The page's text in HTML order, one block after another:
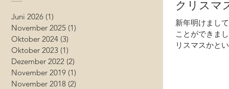
Juni 2026 (1)
November 2025 (1)
Oktober 2024 (3)
Oktober 2023 (1)
Dezember 2022 (2)
November 2019 (1)
November 2018 (2)
クリスマ
新年明けまし
ことができま
リスマスかと